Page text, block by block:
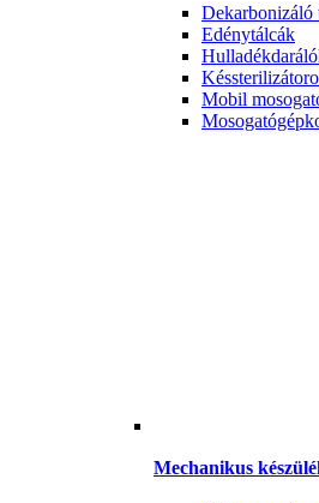
Dekarbonizáló
Edénytálcák
Mobil
Mechanikus